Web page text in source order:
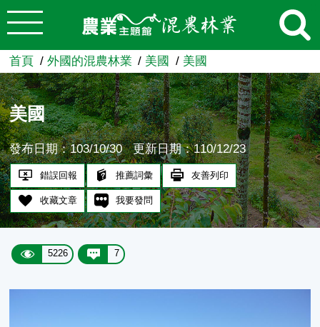
跳到主要內容
農業知識入口網
首頁 外國的混農林業 美國 美國
美國
發布日期：103/10/30 更新日期：110/12/23
錯誤回報 推薦詞彙 友善列印
收藏文章 我要發問
5226 7